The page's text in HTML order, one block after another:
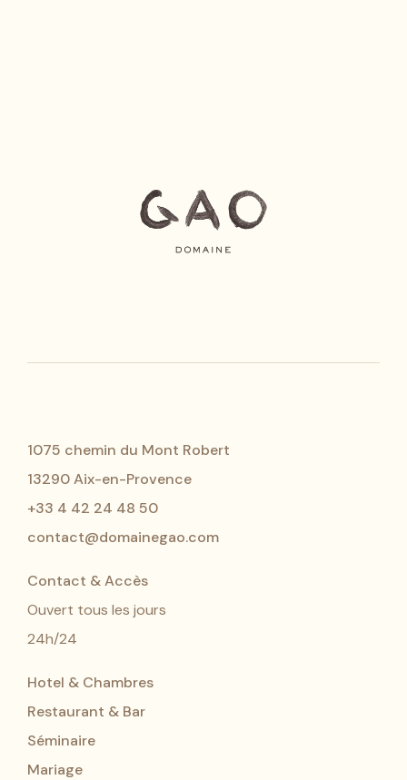
1075 chemin du Mont Robert
13290 Aix-en-Provence
+33 4 42 24 48 50
contact@domainegao.com
Contact & Accès
Ouvert tous les jours
24h/24
Hotel & Chambres
Restaurant & Bar
Séminaire
Mariage